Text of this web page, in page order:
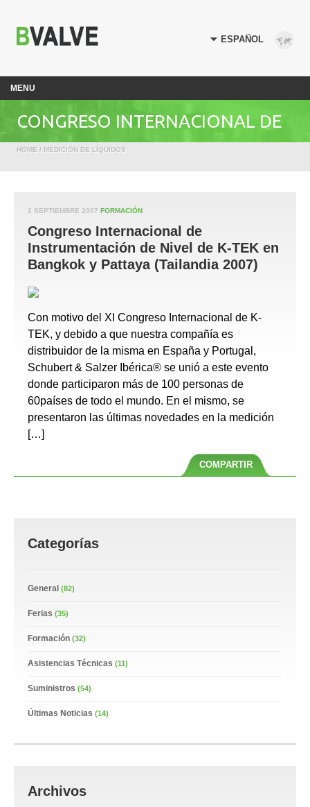
MENU
CONGRESO INTERNACIONAL DE
TEK EN BANGKOK Y PATTAYA
(TAILANDIA 2007)
HOME / MEDICIÓN DE LÍQUIDOS
2 SEPTIEMBRE 2007 FORMACIÓN
Congreso Internacional de
Instrumentación de Nivel de K-TEK en
Bangkok y Pattaya (Tailandia 2007)
Con motivo del XI Congreso Internacional de K-
TEK, y debido a que nuestra compañía es
distribuidor de la misma en España y Portugal,
Schubert & Salzer Ibérica® se unió a este evento
donde participaron más de 100 personas de
60países de todo el mundo. En el mismo, se
presentaron las últimas novedades en la medición
[…]
COMPARTIR
Categorías
General (82)
Ferias (35)
Formación (32)
Asistencias Técnicas (11)
Suministros (54)
Últimas Noticias (14)
Archivos